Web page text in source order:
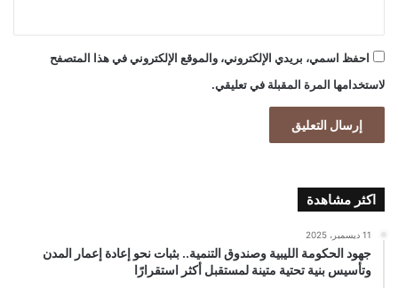
احفظ اسمي، بريدي الإلكتروني، والموقع الإلكتروني في هذا المتصفح
لاستخدامها المرة المقبلة في تعليقي.
اكثر مشاهدة
11 ديسمبر، 2025
جهود الحكومة الليبية وصندوق التنمية.. بثبات نحو إعادة إعمار المدن
وتأسيس بنية تحتية متينة لمستقبل أكثر استقرارًا